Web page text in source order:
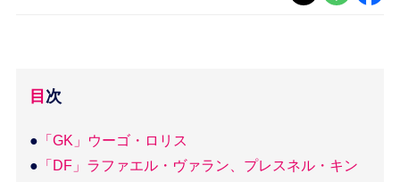
目次
● 「GK」ウーゴ・ロリス
● 「DF」ラファエル・ヴァラン、プレスネル・キン